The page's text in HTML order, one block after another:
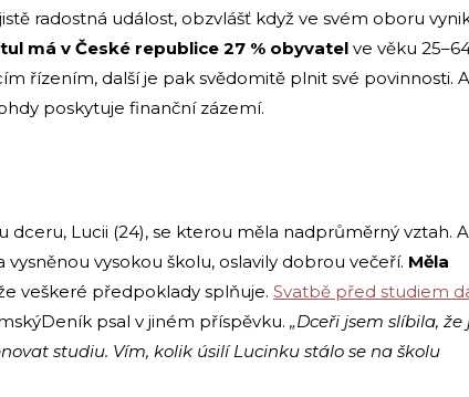
radostná událost, obzvlášť když ve svém oboru
má v České republice 27 % obyvatel ve věku
řízením, další je pak svědomitě plnit své povinnosti.
poskytuje finanční zázemí.
dceru, Lucii (24), se kterou měla nadprůměrný vztah.
vysokou školu, oslavily dobrou večeří. Měla
veškeré předpoklady splňuje. Svatbě před studiem
psal v jiném příspěvku. „Dceři jsem slíbila, že
studiu. Vím, kolik úsilí Lucinku stálo se na školu